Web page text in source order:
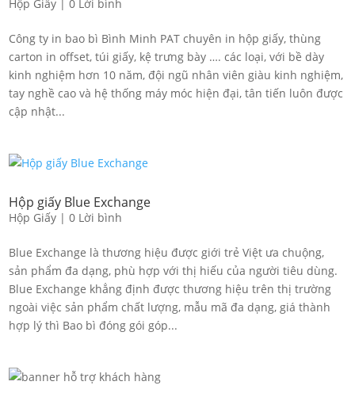
Hộp Giấy |0 Lời bình
Công ty in bao bì Bình Minh PAT chuyên in hộp giấy, thùng
carton in offset, túi giấy, kệ trưng bày …. các loại, với bề dày
kinh nghiệm hơn 10 năm, đội ngũ nhân viên giàu kinh nghiệm,
tay nghề cao và hệ thống máy móc hiện đại, tân tiến luôn được
cập nhật...
Hộp giấy Blue Exchange
Hộp Giấy |0 Lời bình
Blue Exchange là thương hiệu được giới trẻ Việt ưa chuộng,
sản phẩm đa dạng, phù hợp với thị hiếu của người tiêu dùng.
Blue Exchange khẳng định được thương hiệu trên thị trường
ngoài việc sản phẩm chất lượng, mẫu mã đa dạng, giá thành
hợp lý thì Bao bì đóng gói góp...